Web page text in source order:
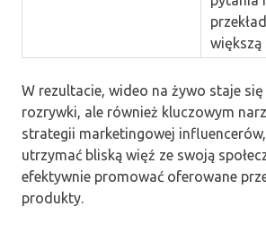
większą
W rezultacie, wideo na żywo staje
rozrywki, ale również kluczowym
strategii marketingowej
utrzymać bliską więź ze swoją
efektywnie promować oferowane
produkty.